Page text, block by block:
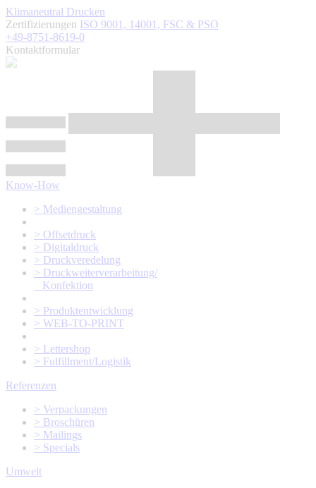
Klimaneutral Drucken
Zertifizierungen ISO 9001, 14001, FSC & PSO
+49-8751-8619-0
Kontaktformular
Know-How
> Mediengestaltung
> Offsetdruck
> Digitaldruck
> Druckveredelung
> Druckweiterverarbeitung/
Konfektion
> Produktentwicklung
> WEB-TO-PRINT
> Lettershop
> Fulfillment/Logistik
Referenzen
> Verpackungen
> Broschüren
> Mailings
> Specials
Umwelt